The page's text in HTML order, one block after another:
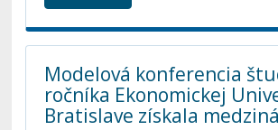
Modelová konferencia
ročníka Ekonomickej
Bratislave získala